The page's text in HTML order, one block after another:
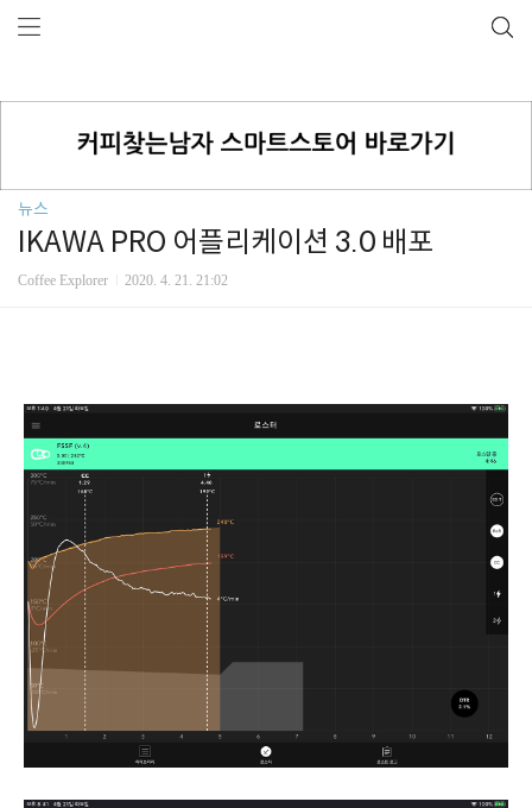
뉴스
IKAWA PRO 어플리케이션 3.0 배포
Coffee Explorer 2020. 4. 21. 21:02